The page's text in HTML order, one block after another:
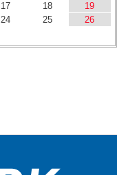
17 18
19
24 25
26